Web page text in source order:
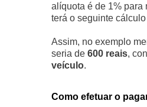
alíquota é de 1% para
terá o seguinte
Assim, no exemplo
seria de 600 reais,
veículo.
Como efetuar o